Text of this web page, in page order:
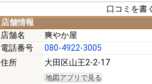
口コミを書く
[必須]
店舗情報
店舗名
爽やか屋
電話番号
080-4922-3005
住所
大田区山王2-2-17
地図アプリで見る